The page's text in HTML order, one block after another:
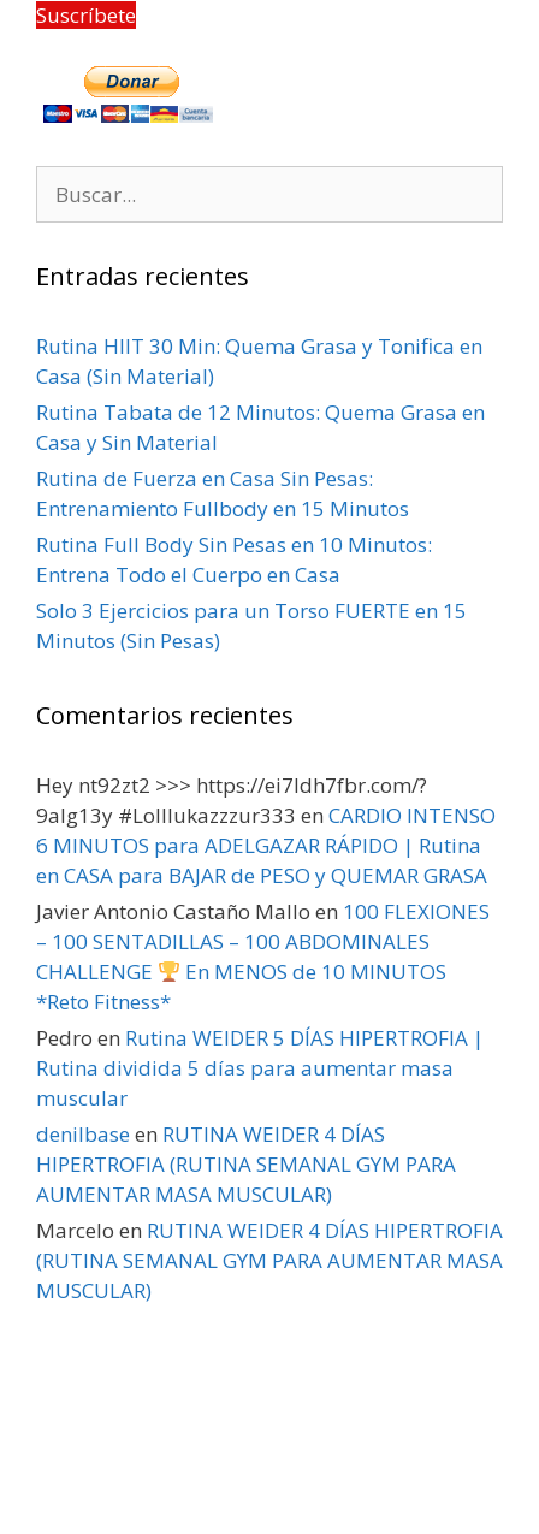
Suscríbete
Entradas recientes
Rutina HIIT 30 Min: Quema Grasa y Tonifica en
Casa (Sin Material)
Rutina Tabata de 12 Minutos: Quema Grasa en
Casa y Sin Material
Rutina de Fuerza en Casa Sin Pesas:
Entrenamiento Fullbody en 15 Minutos
Rutina Full Body Sin Pesas en 10 Minutos:
Entrena Todo el Cuerpo en Casa
Solo 3 Ejercicios para un Torso FUERTE en 15
Minutos (Sin Pesas)
Comentarios recientes
Hey nt92zt2 >>> https://ei7ldh7fbr.com/?
9alg13y #Lolllukazzzur333 en CARDIO INTENSO
6 MINUTOS para ADELGAZAR RÁPIDO | Rutina
en CASA para BAJAR de PESO y QUEMAR GRASA
Javier Antonio Castaño Mallo en 100 FLEXIONES
– 100 SENTADILLAS – 100 ABDOMINALES
CHALLENGE
En MENOS de 10 MINUTOS
*Reto Fitness*
Pedro en Rutina WEIDER 5 DÍAS HIPERTROFIA |
Rutina dividida 5 días para aumentar masa
muscular
denilbaseen RUTINA WEIDER 4 DÍAS
HIPERTROFIA (RUTINA SEMANAL GYM PARA
AUMENTAR MASA MUSCULAR)
Marcelo en RUTINA WEIDER 4 DÍAS HIPERTROFIA
(RUTINA SEMANAL GYM PARA AUMENTAR MASA
MUSCULAR)